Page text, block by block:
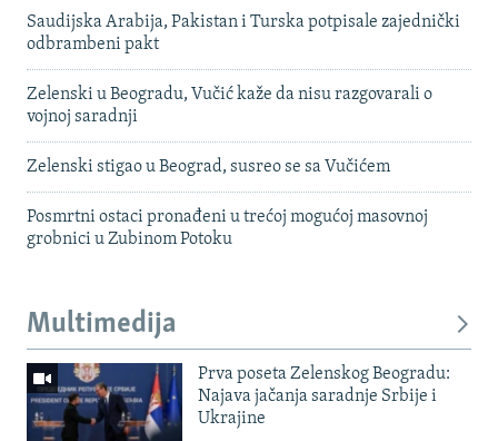
Saudijska Arabija, Pakistan i Turska potpisale zajednički
odbrambeni pakt
Zelenski u Beogradu, Vučić kaže da nisu razgovarali o
vojnoj saradnji
Zelenski stigao u Beograd, susreo se sa Vučićem
Posmrtni ostaci pronađeni u trećoj mogućoj masovnoj
grobnici u Zubinom Potoku
Multimedija
Prva poseta Zelenskog Beogradu:
Najava jačanja saradnje Srbije i
Ukrajine